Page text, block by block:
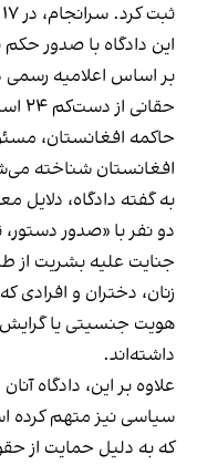
این دادگاه با صدور
بر اساس اعلامیه رسمی
حاکمه افغانستان،
افغانستان شناخته
به گفته دادگاه، دلایل
دو نفر با «صدور دستور،
جنایت علیه بشریت از
زنان، دختران و
هویت جنسیتی یا
داشته‌اند.
علاوه بر این، دادگاه
سیاسی نیز متهم کرده
که به دلیل حمایت از